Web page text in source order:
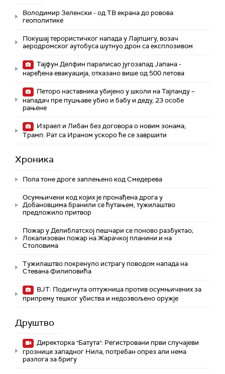
Володимир Зеленски - од ТВ екрана до ровова
геополитике
Покушај терористичког напада у Лајпцигу, возач
аеродромског аутобуса шутнуо дрон са експлозивом
Тајфун Делфин паралисао југозапад Јапана -
наређена евакуација, отказано више од 500 летова
Петоро наставника убијено у школи на Тајланду –
нападач пре пуцњаве убио и бабу и деду, 23 особе
рањене
Израел и Либан без договора о новим зонама;
Трамп: Рат са Ираном ускоро ће се завршити
Хроника
Пола тоне дроге заплењено код Смедерева
Осумњичени код којих је пронађена дрога у
Добановцима бранили се ћутањем, тужилаштво
предложило притвор
Пожар у Делиблатској пешчари се поново разбуктао;
Локализован пожар на Жарачкој планини и на
Столовима
Тужилаштво покренуло истрагу поводом напада на
Стевана Филиповића
ВЈТ: Подигнута оптужница против осумњичених за
припрему тешког убиства и недозвољено оружје
Друштво
Директорка "Батута": Регистровани први случајеви
грознице западног Нила, потребан опрез али нема
разлога за бригу